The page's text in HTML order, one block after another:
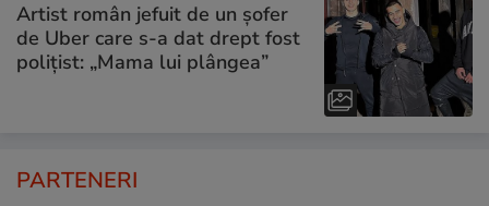
Artist român jefuit de un șofer
de Uber care s-a dat drept fost
polițist: „Mama lui plângea”
PARTENERI